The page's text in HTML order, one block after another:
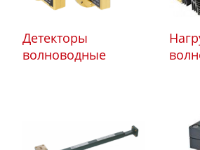
Детекторы
волноводные